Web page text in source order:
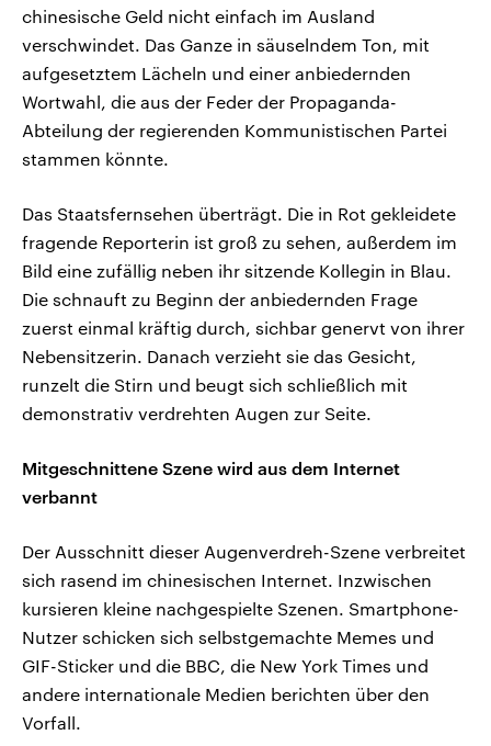
chinesische Geld nicht einfach im Ausland
verschwindet. Das Ganze in säuselndem Ton, mit
aufgesetztem Lächeln und einer anbiedernden
Wortwahl, die aus der Feder der Propaganda-
Abteilung der regierenden Kommunistischen Partei
stammen könnte.
Das Staatsfernsehen überträgt. Die in Rot gekleidete
fragende Reporterin ist groß zu sehen, außerdem im
Bild eine zufällig neben ihr sitzende Kollegin in Blau.
Die schnauft zu Beginn der anbiedernden Frage
zuerst einmal kräftig durch, sichbar genervt von ihrer
Nebensitzerin. Danach verzieht sie das Gesicht,
runzelt die Stirn und beugt sich schließlich mit
demonstrativ verdrehten Augen zur Seite.
Mitgeschnittene Szene wird aus dem Internet
verbannt
Der Ausschnitt dieser Augenverdreh-Szene verbreitet
sich rasend im chinesischen Internet. Inzwischen
kursieren kleine nachgespielte Szenen. Smartphone-
Nutzer schicken sich selbstgemachte Memes und
GIF-Sticker und die BBC, die New York Times und
andere internationale Medien berichten über den
Vorfall.